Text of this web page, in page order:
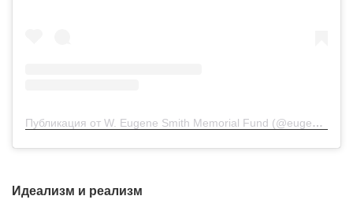
Публикация от W. Eugene Smith Memorial Fund (@eugenesmithfund)
Идеализм и реализм